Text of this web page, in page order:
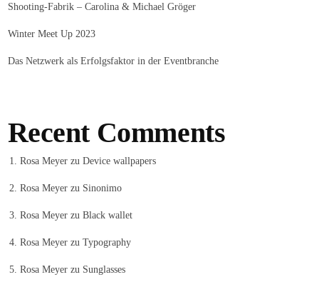
Shooting-Fabrik – Carolina & Michael Gröger
Winter Meet Up 2023
Das Netzwerk als Erfolgsfaktor in der Eventbranche
Recent Comments
Rosa Meyerzu Device wallpapers
Rosa Meyerzu Sinonimo
Rosa Meyerzu Black wallet
Rosa Meyerzu Typography
Rosa Meyerzu Sunglasses